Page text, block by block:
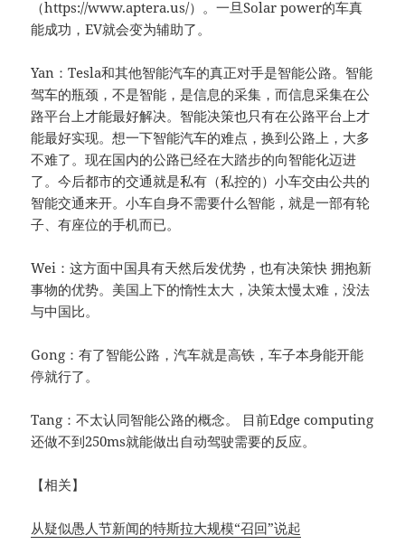
（https://www.aptera.us/）。一旦Solar power的车真
能成功，EV就会变为辅助了。
Yan：Tesla和其他智能汽车的真正对手是智能公路。智能
驾车的瓶颈，不是智能，是信息的采集，而信息采集在公
路平台上才能最好解决。智能决策也只有在公路平台上才
能最好实现。想一下智能汽车的难点，换到公路上，大多
不难了。现在国内的公路已经在大踏步的向智能化迈进
了。今后都市的交通就是私有（私控的）小车交由公共的
智能交通来开。小车自身不需要什么智能，就是一部有轮
子、有座位的手机而已。
Wei：这方面中国具有天然后发优势，也有决策快 拥抱新
事物的优势。美国上下的惰性太大，决策太慢太难，没法
与中国比。
Gong：有了智能公路，汽车就是高铁，车子本身能开能
停就行了。
Tang：不太认同智能公路的概念。 目前Edge computing
还做不到250ms就能做出自动驾驶需要的反应。
【相关】
从疑似愚人节新闻的特斯拉大规模“召回”说起